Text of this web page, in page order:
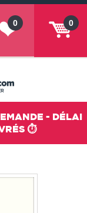
0
0
- DÉLAI
⏱️